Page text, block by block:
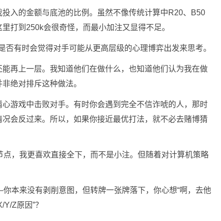
入的金额与底池的比例。虽然不像传统计算中R20、B50
打到250k会很奇怪，而最小加注又显得不足。
有时会觉得对手可能从更高层级的心理博弈出发来思考。
再上一层。我知道他们在做什么，也知道他们认为我在做
绝对排斥这种做法。
游戏中击败对手。有时你会遇到完全不信诈唬的人，那时
会反过来。所以，如果你接近最优打法，就不必去赌博猜
，我更喜欢直接全下，而不是小注。但随着对计算机策略
本来没有剥削意图，但转牌一张牌落下，你心想“啊，去他
Z原因”？